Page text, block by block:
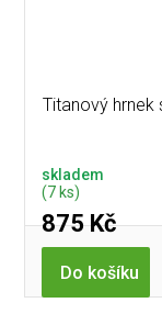
Titanový hrnek
skladem
(7 ks)
875 Kč
Do košíku